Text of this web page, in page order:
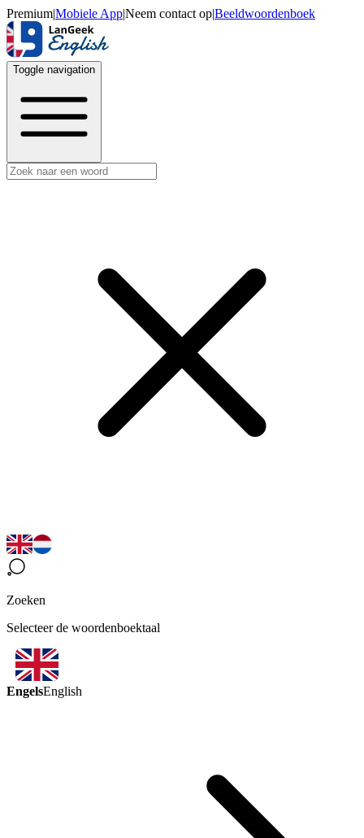
Premium|Mobiele App|Neem contact op|Beeldwoordenboek
Toggle navigation
Zoeken
Selecteer de woordenboektaal
EngelsEnglish